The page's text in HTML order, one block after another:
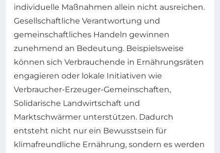
individuelle Maßnahmen allein nicht ausreichen.
Gesellschaftliche Verantwortung und
gemeinschaftliches Handeln gewinnen
zunehmend an Bedeutung. Beispielsweise
können sich Verbrauchende in Ernährungsräten
engagieren oder lokale Initiativen wie
Verbraucher-Erzeuger-Gemeinschaften,
Solidarische Landwirtschaft und
Marktschwärmer unterstützen. Dadurch
entsteht nicht nur ein Bewusstsein für
klimafreundliche Ernährung, sondern es werden